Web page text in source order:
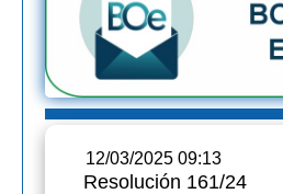
12/03/2025 09:13
Resolución 161/24